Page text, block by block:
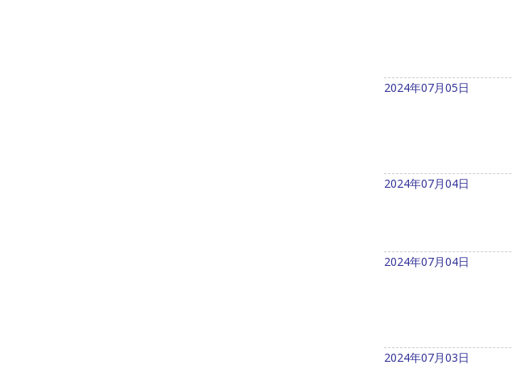
2024年07月05日
2024年07月04日
2024年07月04日
2024年07月03日